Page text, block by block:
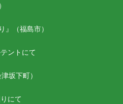
（福島市）
ントにて
坂下町）
にて